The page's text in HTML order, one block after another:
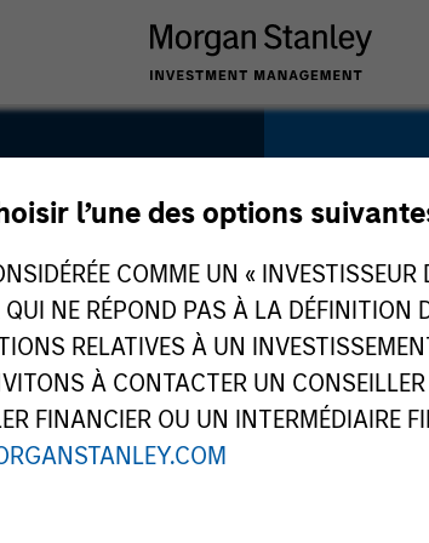
l’une des options
COMME UN «
NE RÉPOND PAS À LA DÉFINITION
RELATIVES À UN
À CONTACTER UN
FINANCIER OU UN INTERMÉDIAIRE
Greece